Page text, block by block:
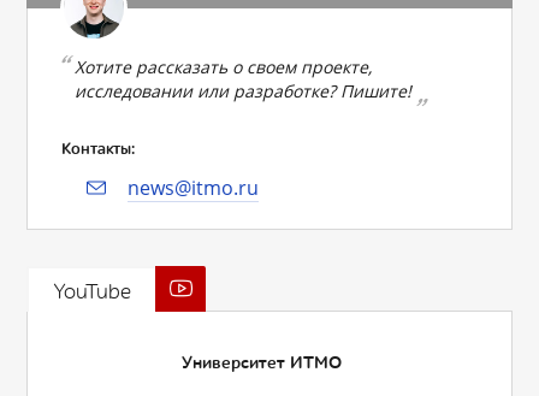
Хотите рассказать о своем проекте,
исследовании или разработке? Пишите!
Контакты:
news@itmo.ru
YouTube
Университет ИТМО